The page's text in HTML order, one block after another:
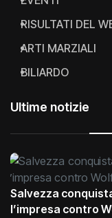
RISULTATI DEL
ARTI MARZIALI
BILIARDO
Ultime notizie
Salvezza
l’impresa contro